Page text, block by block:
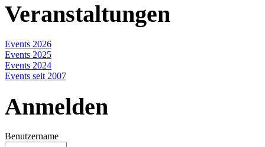
Veranstaltungen
Events 2026
Events 2025
Events 2024
Events seit 2007
Anmelden
Benutzername